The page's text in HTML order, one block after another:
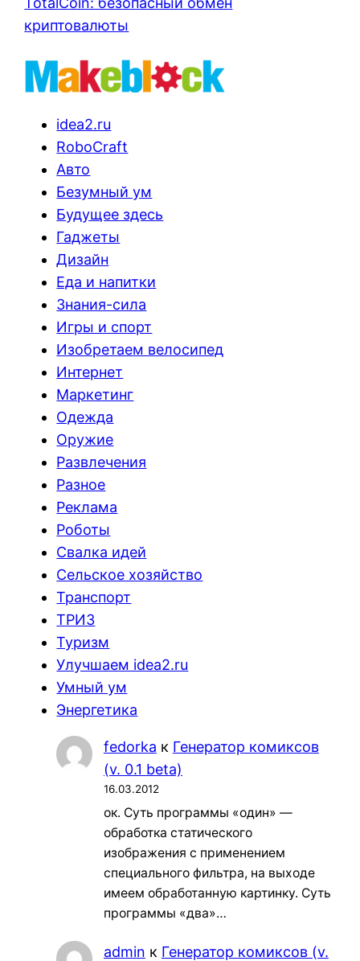
криптовалюты
idea2.ru
RoboCraft
Авто
Безумный ум
Будущее здесь
Гаджеты
Дизайн
Еда и напитки
Знания-сила
Игры и спорт
Изобретаем велосипед
Интернет
Маркетинг
Одежда
Оружие
Развлечения
Разное
Реклама
Роботы
Свалка идей
Сельское хозяйство
Транспорт
ТРИЗ
Туризм
Улучшаем idea2.ru
Умный ум
Энергетика
fedorka к Генератор комиксов
(v. 0.1 beta)
16.03.2012
ок. Суть программы «один» —
обработка статического
изображения с применением
специального фильтра, на выходе
имеем обработанную картинку. Суть
программы «два»…
admin к Генератор комиксов (v.